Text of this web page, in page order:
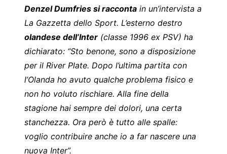
Denzel Dumfries si raccontain un’intervista a
La Gazzetta dello Sport. L’esterno destro
olandese dell’Inter(classe 1996 ex PSV) ha
dichiarato: “Sto benone, sono a disposizione
per il River Plate. Dopo l’ultima partita con
l’Olanda ho avuto qualche problema fisico e
non ho voluto rischiare. Alla fine della
stagione hai sempre dei dolori, una certa
stanchezza. Ora però è tutto alle spalle:
voglio contribuire anche io a far nascere una
nuova Inter”.